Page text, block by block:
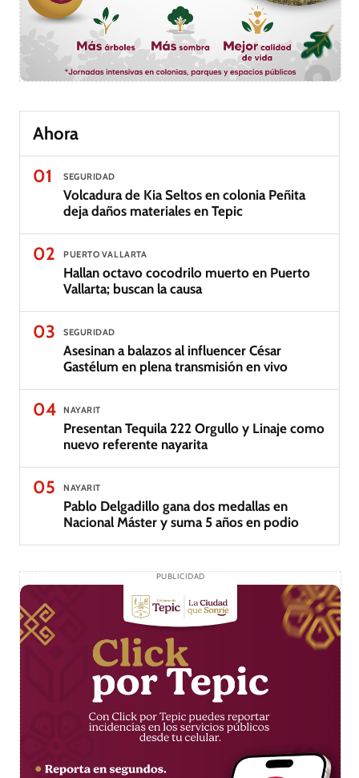
Ahora
01
SEGURIDAD
Volcadura de Kia Seltos en colonia Peñita
deja daños materiales en Tepic
02 PUERTO VALLARTA
Hallan octavo cocodrilo muerto en Puerto
Vallarta; buscan la causa
03 SEGURIDAD
Asesinan a balazos al influencer César
Gastélum en plena transmisión en vivo
04 NAYARIT
Presentan Tequila 222 Orgullo y Linaje como
nuevo referente nayarita
05 NAYARIT
Pablo Delgadillo gana dos medallas en
Nacional Máster y suma 5 años en podio
PUBLICIDAD